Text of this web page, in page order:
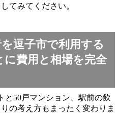
てみてください。
逗子市で利用する
費用と相場を完全
と50戸マンション、駅前の飲
の考え方もまったく変わりま